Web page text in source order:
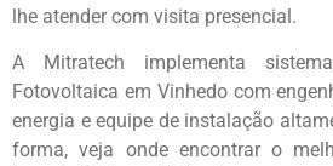
lhe atender com visita presencial.
A Mitratech implementa
Fotovoltaica em Vinhedo com
energia e equipe de instalação
forma, veja onde encontrar o